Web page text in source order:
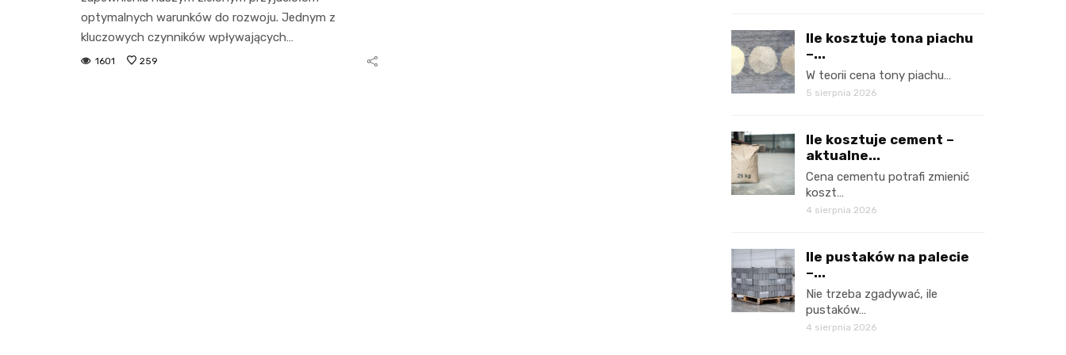
optymalnych warunków do rozwoju. Jednym z
kluczowych czynników wpływających…
1601 259
Ile kosztuje tona piachu
–...
W teorii cena tony piachu…
5 sierpnia 2026
Ile kosztuje cement –
aktualne...
Cena cementu potrafi zmienić
koszt…
4 sierpnia 2026
Ile pustaków na palecie
–...
Nie trzeba zgadywać, ile
pustaków…
4 sierpnia 2026